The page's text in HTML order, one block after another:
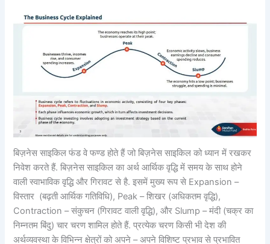
बिज़नेस साइकिल फंड वे फण्ड होते हैं जो बिज़नेस साइकिल को ध्यान में रखकर
निवेश करते हैं. बिज़नेस साइकिल का अर्थ आर्थिक वृद्धि में समय के साथ होने
वाली स्वाभाविक वृद्धि और गिरावट से है. इसमें मुख्य रूप से Expansion –
विस्तार (बढ़ती आर्थिक गतिविधि), Peak – शिखर (अधिकतम वृद्धि),
Contraction – संकुचन (गिरावट वाली वृद्धि), और Slump – मंदी (चक्र का
निम्नतम बिंदु) चार चरण शामिल होते हैं. प्रत्येक चरण किसी भी देश की
अर्थव्यवस्था के विभिन्न क्षेत्रों को अपने – अपने विशिष्ट प्रभाव से प्रभावित